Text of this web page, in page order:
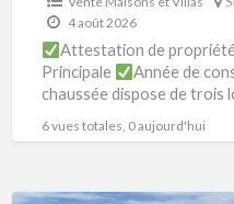
4 août 2026
Attestation de
Principale
Année de
chaussée dispose de trois
6 vues totales, 0 aujourd'hui